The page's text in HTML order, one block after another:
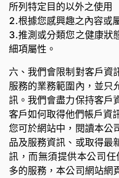
所列特定目的以外之使用
2.根據您感興趣之內容或
3.推測或分類您之健康狀
細項屬性。
六、我們會限制對客戶資
服務的業務範圍內，並只
訊。我們會盡力保持客戶
客戶如何取得他們帳戶資
您可於網站中，閱讀本公
品及服務資訊、或取得最
訊，而無須提供本公司
多的服務，本公司網站網